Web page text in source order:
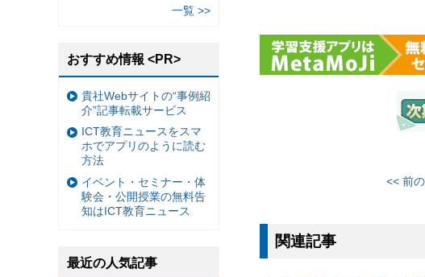
<< 前
関連記事
一覧 >>
おすすめ情報 <PR>
貴社Webサイトの“事例紹
介”記事転載サービス
ICT教育ニュースをスマ
ホでアプリのように読む
方法
イベント・セミナー・体
験会・公開授業の無料告
知はICT教育ニュース
最近の人気記事